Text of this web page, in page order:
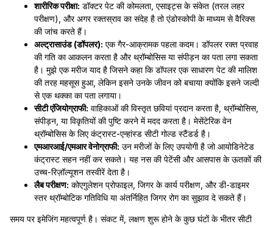
शारीरिक परीक्षा: डॉक्टर पेट की कोमलता, एसाइट्स के संकेत (तरल लहर
परीक्षण), और अगर रक्तस्राव का संदेह है तो एंडोस्कोपी के माध्यम से वैरिक्स
की जांच करते हैं।
अल्ट्रासाउंड (डॉपलर): एक गैर-आक्रामक पहला कदम। डॉपलर रक्त प्रवाह
की गति का आकलन करता है और थ्रॉम्बोसिस या संपीड़न का पता लगा सकता
है। मुझे एक मरीज याद है जिसने कहा कि डॉपलर एक साधारण पेट की मालिश
की तरह महसूस हुआ, लेकिन इसने उनके जीवन को बचाया क्योंकि इसने जल्दी
से एक थक्का का पता लगाया।
सीटी एंजियोग्राफी: वाहिकाओं की विस्तृत छवियां प्रदान करता है, थ्रॉम्बोसिस,
संपीड़न, या विकृतियों की पुष्टि करने में मदद करता है। मेसेंटेरिक वेन
थ्रॉम्बोसिस के लिए कंट्रास्ट-एन्हांस्ड सीटी गोल्ड स्टैंडर्ड है।
एमआरआई/एमआर वेनोग्राफी: उन मरीजों के लिए उपयोगी है जो आयोडिनेटेड
कंट्रास्ट सहन नहीं कर सकते। यह नस की पेटेंसी और आसपास के ऊतकों की
उच्च-रिज़ॉल्यूशन तस्वीरें देता है।
लैब परीक्षण: कोएगुलेशन प्रोफाइल, जिगर के कार्य परीक्षण, और डी-डाइमर
स्तर थ्रॉम्बोटिक गतिविधि या अंतर्निहित जिगर रोग का सुझाव दे सकते हैं।
समय पर इमेजिंग महत्वपूर्ण है। संकट में, लक्षण शुरू होने के कुछ घंटों के भीतर सीटी